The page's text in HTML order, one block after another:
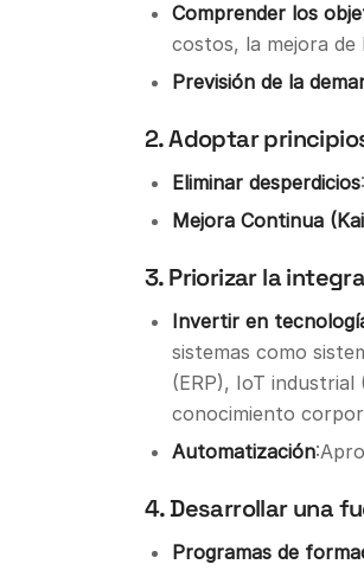
Comprender los
costos, la mejora de
Previsión de la
2. Adoptar
Eliminar desperdicios
Mejora Continua
3. Priorizar la
Invertir en
sistemas como
(ERP), IoT
conocimiento
Automatización
4. Desarrollar una
Programas de